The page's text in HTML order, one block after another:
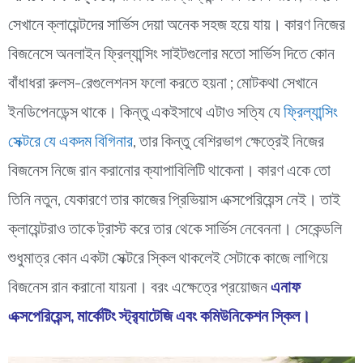
সেখানে ক্লায়েন্টদের সার্ভিস দেয়া অনেক সহজ হয়ে যায়। কারণ নিজের
বিজনেসে অনলাইন ফ্রিল্যান্সিং সাইটগুলোর মতো সার্ভিস দিতে কোন
বাঁধাধরা রুলস-রেগুলেশনস ফলো করতে হয়না ; মোটকথা সেখানে
ইনডিপেনডেন্স থাকে। কিন্তু একইসাথে এটাও সত্যি যে ফ্রিল্যান্সিং
সেক্টরে যে একদম বিগিনার, তার কিন্তু বেশিরভাগ ক্ষেত্রেই নিজের
বিজনেস নিজে রান করানোর ক্যাপাবিলিটি থাকেনা। কারণ একে তো
তিনি নতুন, যেকারণে তার কাজের প্রিভিয়াস এক্সপেরিয়েন্স নেই। তাই
ক্লায়েন্টরাও তাকে ট্রাস্ট করে তার থেকে সার্ভিস নেবেননা। সেকেন্ডলি
শুধুমাত্র কোন একটা সেক্টরে স্কিল থাকলেই সেটাকে কাজে লাগিয়ে
বিজনেস রান করানো যায়না। বরং এক্ষেত্রে প্রয়োজন এনাফ
এক্সপেরিয়েন্স, মার্কেটিং স্ট্র‍্যাটেজি এবং কমিউনিকেশন স্কিল।